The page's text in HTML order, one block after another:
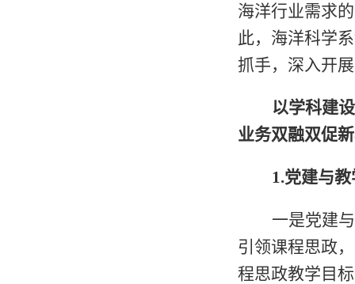
海洋行业需求
此，海洋科学
抓手，深入开
以学科建
业务双融双促
1.党建与
一是党建
引领课程思政
程思政教学目